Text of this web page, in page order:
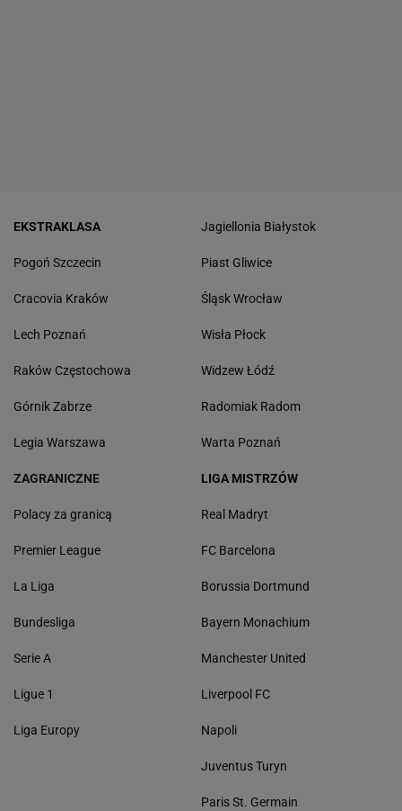
EKSTRAKLASA
Pogoń Szczecin
Cracovia Kraków
Lech Poznań
Raków Częstochowa
Górnik Zabrze
Legia Warszawa
Jagiellonia Białystok
Piast Gliwice
Śląsk Wrocław
Wisła Płock
Widzew Łódź
Radomiak Radom
Warta Poznań
ZAGRANICZNE
Polacy za granicą
Premier League
La Liga
Bundesliga
Serie A
Ligue 1
Liga Europy
LIGA MISTRZÓW
Real Madryt
FC Barcelona
Borussia Dortmund
Bayern Monachium
Manchester United
Liverpool FC
Napoli
Juventus Turyn
Paris St. Germain